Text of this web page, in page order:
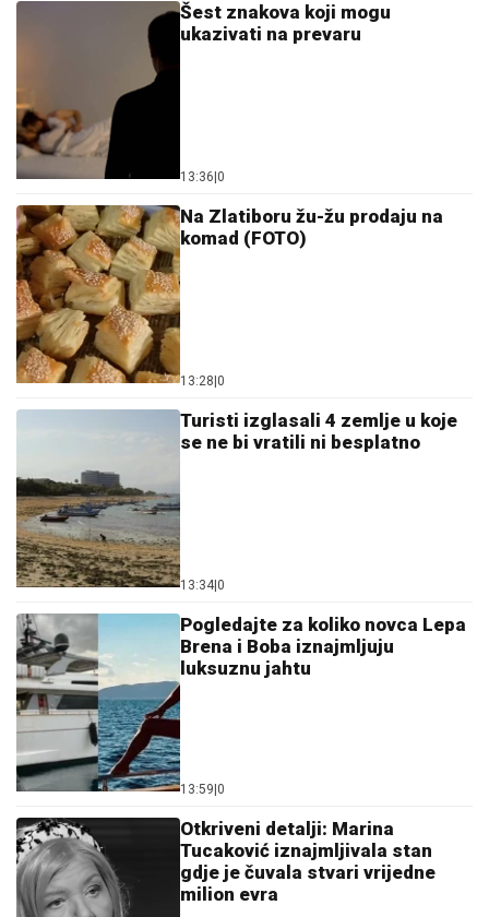
Šest znakova koji mogu
ukazivati na prevaru
13:36 0
Na Zlatiboru žu-žu prodaju na
komad (FOTO)
13:28 0
Turisti izglasali 4 zemlje u koje
se ne bi vratili ni besplatno
13:34 0
Pogledajte za koliko novca Lepa
Brena i Boba iznajmljuju
luksuznu jahtu
13:59 0
Otkriveni detalji: Marina
Tucaković iznajmljivala stan
gdje je čuvala stvari vrijedne
milion evra